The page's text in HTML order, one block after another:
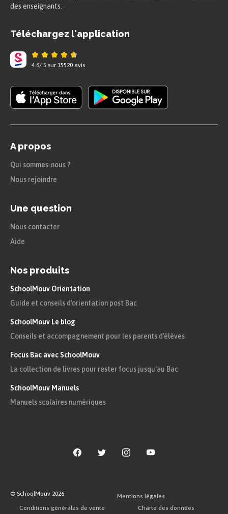
des enseignants.
Téléchargez l'application
4.6/ 5 sur 15520 avis
A propos
Qui sommes-nous ?
Nous rejoindre
Une question
Nous contacter
Aide
Nos produits
SchoolMouv Orientation
Guide et conseils d'orientation post Bac
SchoolMouv Le blog
Conseils et accompagnement pour les parents d'élèves
Focus Bac avec SchoolMouv
La collection de livres pour rester focus jusqu'au Bac
SchoolMouv Manuels
Manuels scolaires numériques
© SchoolMouv 2026
Mentions légales
Conditions générales de vente
Charte des données